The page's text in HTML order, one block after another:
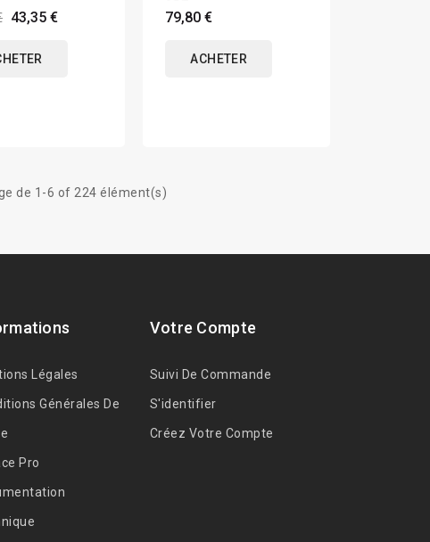
43,35 € 79,80 €
ACHETER
de 1-6 of 224 élément(s)
Légales
Générales De
Pro
Votre Compte
Suivi De Commande
S'identifier
Créez Votre Compte